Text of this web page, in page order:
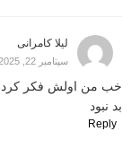
لیلا کامرانی
سپتامبر 22, 2025 at 3:07 ب.ظ
خب من اولش فکر
بد نبود
Reply